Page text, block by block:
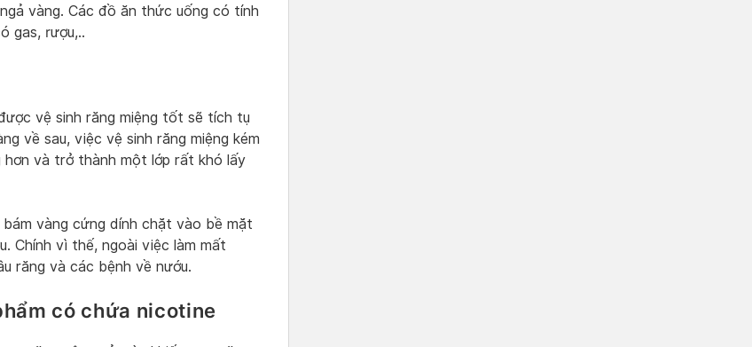
vàng. Các đồ ăn thức uống có tính
gas, rượu,..
vệ sinh răng miệng tốt sẽ tích tụ
về sau, việc vệ sinh răng miệng kém
và trở thành một lớp rất khó lấy
vàng cứng dính chặt vào bề mặt
Chính vì thế, ngoài việc làm mất
răng và các bệnh về nướu.
có chứa nicotine